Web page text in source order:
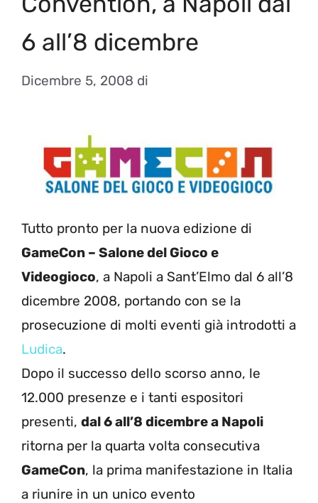
6 all’8 dicembre
Dicembre 5, 2008 di
Tutto pronto per la nuova edizione di
GameCon – Salone del Gioco e
Videogioco, a Napoli a Sant’Elmo dal 6 all’8
dicembre 2008, portando con se la
prosecuzione di molti eventi già introdotti a
Ludica.
Dopo il successo dello scorso anno, le
12.000 presenze e i tanti espositori
presenti, dal 6 all’8 dicembre a Napoli
ritorna per la quarta volta consecutiva
GameCon, la prima manifestazione in Italia
a riunire in un unico evento